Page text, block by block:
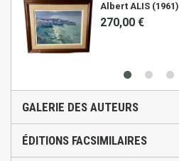
Albert ALIS (1961)
270,00 €
GALERIE DES AUTEURS
ÉDITIONS FACSIMILAIRES